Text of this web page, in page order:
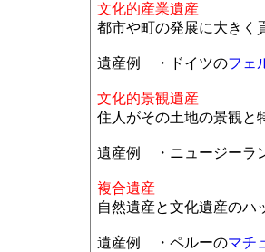
文化的産業遺産
都市や町の発展に大きく
遺産例 ・ドイツのフェ
文化的景観遺産
住人がその土地の景観と
遺産例 ・ニュージーラ
複合遺産
自然遺産と文化遺産のハ
遺産例 ・ペルーのマチ